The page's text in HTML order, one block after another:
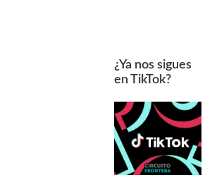
¿Ya nos sigues
en TikTok?